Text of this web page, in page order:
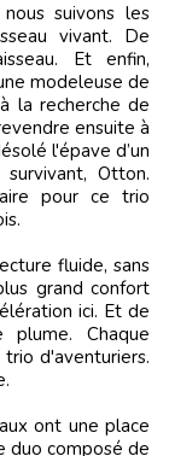
suivons les
vivant. De
Et enfin,
modeleuse de
la recherche de
ensuite à
l'épave d’un
Otton.
pour ce trio
fluide, sans
grand confort
ici. Et de
Chaque
d'aventuriers.
ont une place
duo composé de